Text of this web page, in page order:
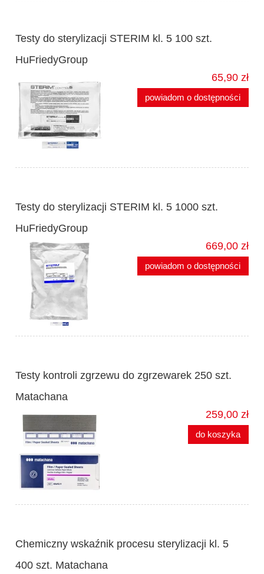
Testy do sterylizacji STERIM kl. 5 100 szt.
HuFriedyGroup
65,90 zł
powiadom o dostępności
Testy do sterylizacji STERIM kl. 5 1000 szt.
HuFriedyGroup
669,00 zł
powiadom o dostępności
Testy kontroli zgrzewu do zgrzewarek 250 szt.
Matachana
259,00 zł
do koszyka
Chemiczny wskaźnik procesu sterylizacji kl. 5
400 szt. Matachana